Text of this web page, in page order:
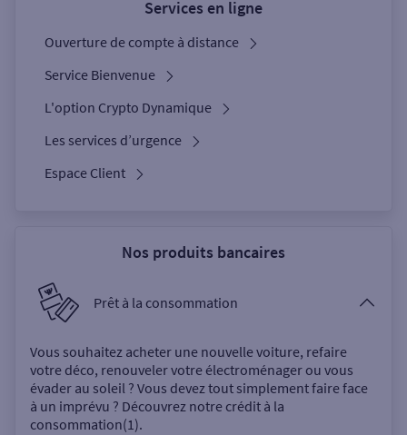
Services en ligne
Ouverture de compte à distance
Service Bienvenue
L'option Crypto Dynamique
Les services d’urgence
Espace Client
Nos produits bancaires
Prêt à la consommation
Vous souhaitez acheter une nouvelle voiture, refaire
votre déco, renouveler votre électroménager ou vous
évader au soleil ? Vous devez tout simplement faire face
à un imprévu ? Découvrez notre crédit à la
consommation(1).